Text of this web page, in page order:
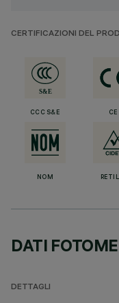
CERTIFICAZIONI DEL
CCC S&E CE
NOM
DATI
DETTAGLI